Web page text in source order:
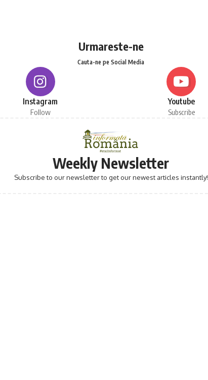
Urmareste-ne
Cauta-ne pe Social Media
Instagram
Follow
Youtube
Subscribe
Weekly Newsletter
Subscribe to our newsletter to get our newest articles instantly!